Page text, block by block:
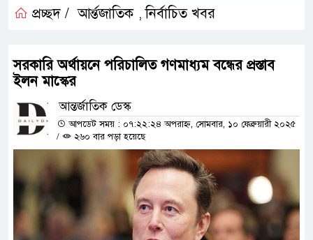
প্রচ্ছদ / আর্ন্তজাতিক ,নির্বাচিত খবর
সরকারি অর্থায়নে পরিচালিত গণমাধ্যম বন্ধের প্রস্তাব
ইলন মাস্কের
আন্তর্জাতিক ডেস্ক
আপডেট সময় : ০৭:২২:২৪ অপরাহ্ন, সোমবার, ১০ ফেব্রুয়ারী ২০২৫
/
২৬০ বার পড়া হয়েছে